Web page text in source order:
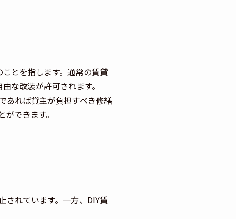
とを指します。通常の賃貸
な改装が許可されます。
あれば貸主が負担すべき修繕
できます。
されています。一方、DIY賃